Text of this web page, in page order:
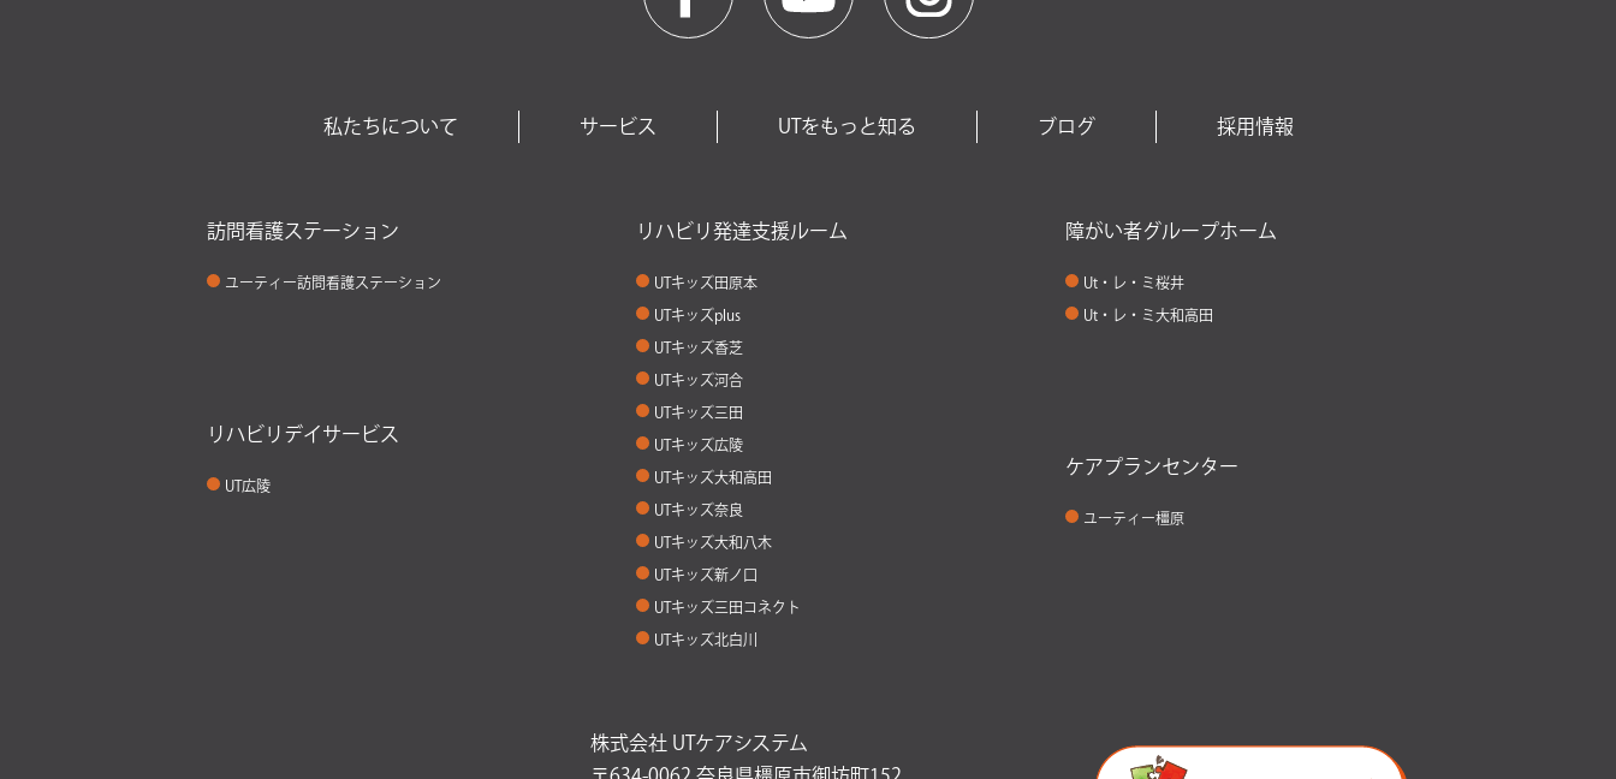
私たちについて サービス UTをもっと知る ブログ 採用情報
訪問看護ステーション
ユーティー訪問看護ステーション
リハビリデイサービス
UT広陵
リハビリ発達支援ルーム
UTキッズ田原本
UTキッズplus
UTキッズ香芝
UTキッズ河合
UTキッズ三田
UTキッズ広陵
UTキッズ大和高田
UTキッズ奈良
UTキッズ大和八木
UTキッズ新ノ口
UTキッズ三田コネクト
UTキッズ北白川
障がい者グループホーム
Ut・レ・ミ桜井
Ut・レ・ミ大和高田
ケアプランセンター
ユーティー橿原
株式会社 UTケアシステム
〒634-0062 奈良県橿原市御坊町152